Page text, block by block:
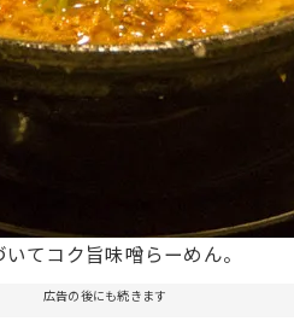
いてコク旨味噌らーめん。
広告の後にも続きます